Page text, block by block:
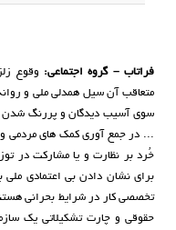
فراتاب– گروه اجتماعی:
متعاقب آن سیل همدلی ملی و
سوی آسیب دیدگان و پررنگ شدن
... در جمع آوری کمک های مردمی و
خُرد بر نظارت و یا مشارکت در
برای نشان دادن بی اعتمادی ملی
تخصصی کار در شرایط بحرانی
حقوقی و چارت تشکیلاتی یک